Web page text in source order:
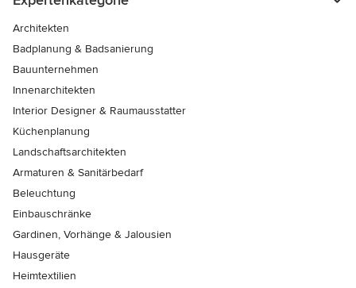
Architekten
Badplanung & Badsanierung
Bauunternehmen
Innenarchitekten
Interior Designer & Raumausstatter
Küchenplanung
Landschaftsarchitekten
Armaturen & Sanitärbedarf
Beleuchtung
Einbauschränke
Gardinen, Vorhänge & Jalousien
Hausgeräte
Heimtextilien